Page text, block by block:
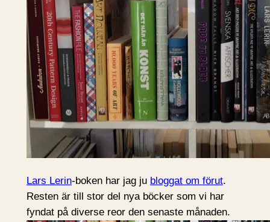
Lars Lerin-boken har jag ju bloggat om förut.
Resten är till stor del nya böcker som vi har
fyndat på diverse reor den senaste månaden.